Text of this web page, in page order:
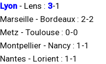
Lyon - Lens : 3-1
Marseille - Bordeaux : 2-2
Metz - Toulouse : 0-0
Montpellier - Nancy : 1 -1
Nantes - Lorient : 1 -1